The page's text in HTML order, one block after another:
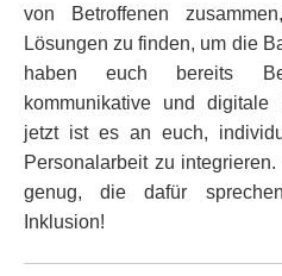
von Betroffenen
Lösungen zu finden, um die
haben euch bereits
kommunikative und digitale
jetzt ist es an euch,
Personalarbeit zu
genug, die dafür
Inklusion!